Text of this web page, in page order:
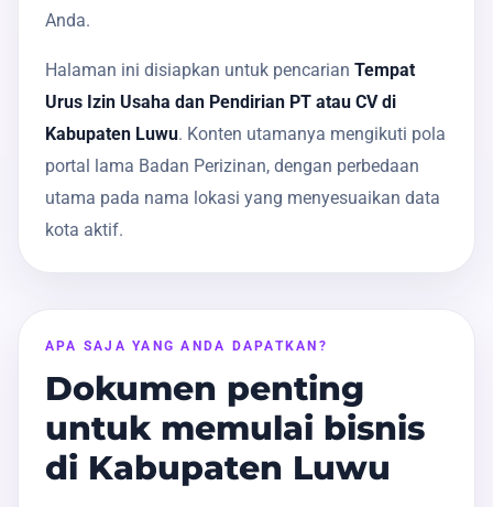
Anda.
Halaman ini disiapkan untuk pencarian Tempat
Urus Izin Usaha dan Pendirian PT atau CV di
Kabupaten Luwu. Konten utamanya mengikuti pola
portal lama Badan Perizinan, dengan perbedaan
utama pada nama lokasi yang menyesuaikan data
kota aktif.
APA SAJA YANG ANDA DAPATKAN?
Dokumen penting
untuk memulai bisnis
di Kabupaten Luwu